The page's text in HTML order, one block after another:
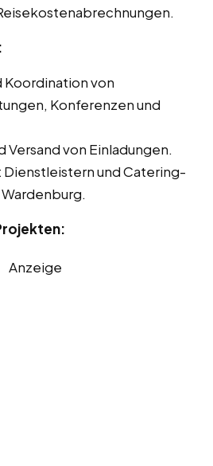
Koordination von
Konferenzen und
Versand von Einladungen.
und Catering-
Anzeige